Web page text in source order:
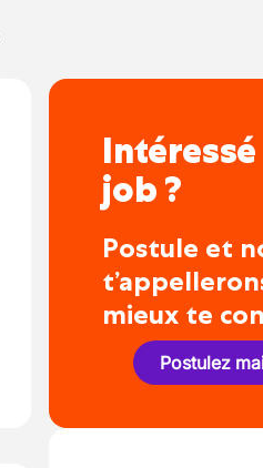
job ?
Postule et
mieux te
Postulez